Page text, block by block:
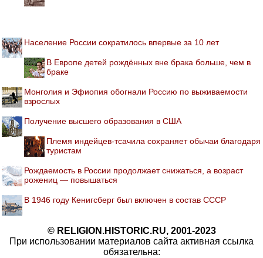
Население России сократилось впервые за 10 лет
В Европе детей рождённых вне брака больше, чем в
браке
Монголия и Эфиопия обогнали Россию по выживаемости
взрослых
Получение высшего образования в США
Племя индейцев-тсачила сохраняет обычаи благодаря
туристам
Рождаемость в России продолжает снижаться, а возраст
рожениц — повышаться
В 1946 году Кенигсберг был включен в состав СССР
© RELIGION.HISTORIC.RU, 2001-2023
При использовании материалов сайта активная ссылка
обязательна: